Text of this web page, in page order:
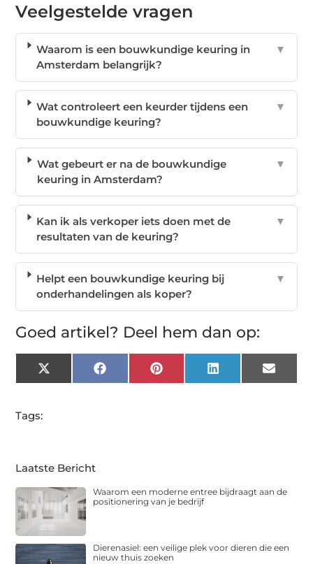
Veelgestelde vragen
Waarom is een bouwkundige keuring in
Amsterdam belangrijk?
▼
Wat controleert een keurder tijdens een
bouwkundige keuring?
▼
Wat gebeurt er na de bouwkundige
keuring in Amsterdam?
▼
Kan ik als verkoper iets doen met de
resultaten van de keuring?
▼
Helpt een bouwkundige keuring bij
onderhandelingen als koper?
▼
Goed artikel? Deel hem dan op:
X
(Twitter)
FacebookPinterest LinkedIn Email
Tags:
Laatste Bericht
Waarom een moderne entree bijdraagt aan de
positionering van je bedrijf
Dierenasiel: een veilige plek voor dieren die een
nieuw thuis zoeken